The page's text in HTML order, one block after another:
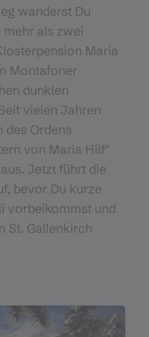
wanderst Du
als zwei
Maria
Montafoner
dunklen
vielen Jahren
des Ordens
von Maria Hilf"
Jetzt führt die
bevor Du kurze
vorbeikommst und
St. Gallenkirch